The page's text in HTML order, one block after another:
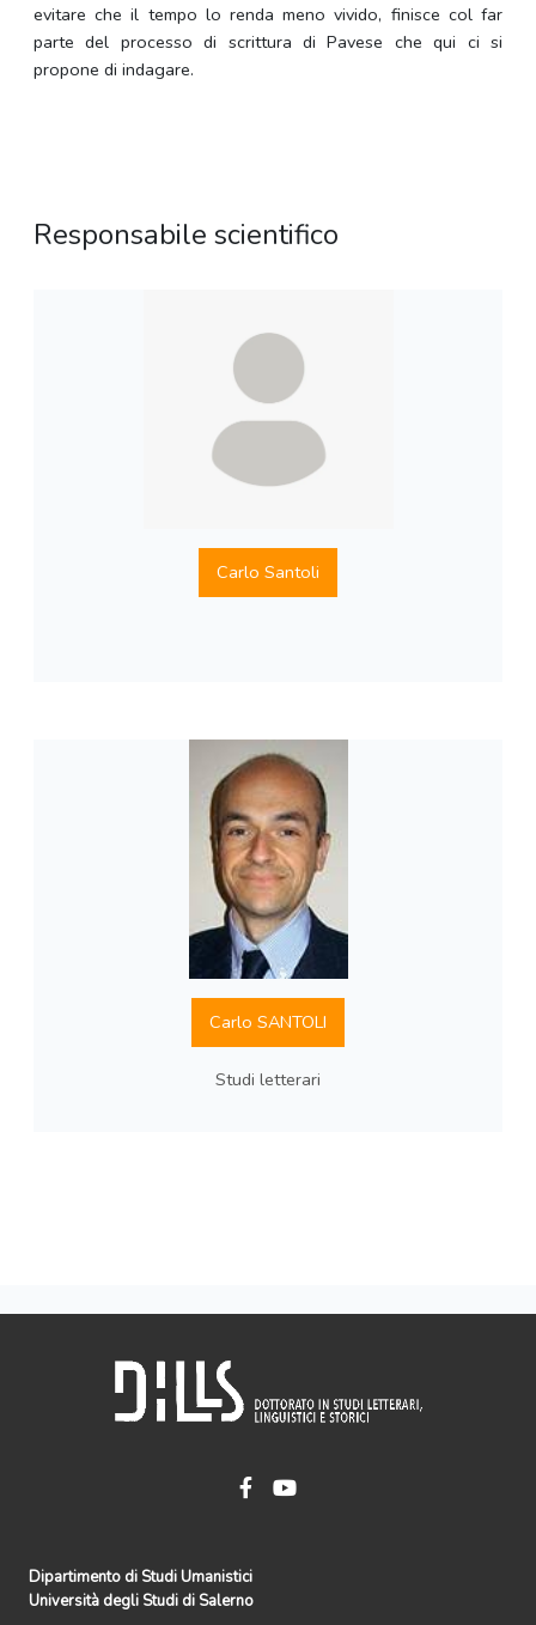
evitare che il tempo lo renda meno vivido, finisce col far
parte del processo di scrittura di Pavese che qui ci si
propone di indagare.
Responsabile scientifico
Carlo Santoli
Carlo SANTOLI
Studi letterari
Dipartimento di Studi Umanistici
Università degli Studi di Salerno